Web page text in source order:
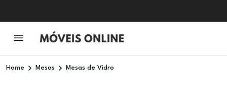
Home Mesas Mesas de Vidro